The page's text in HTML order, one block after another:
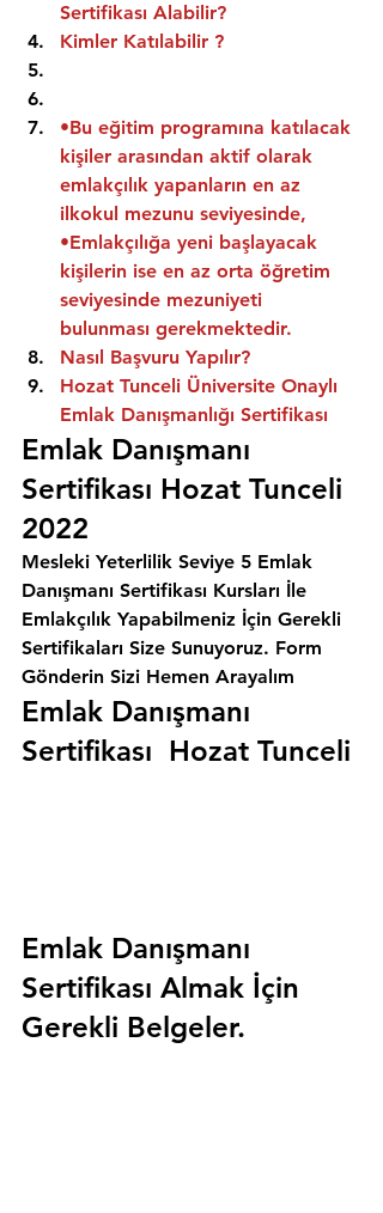
Sertifikası Alabilir?
Kimler Katılabilir ?
•Bu eğitim programına katılacak
kişiler arasından aktif olarak
emlakçılık yapanların en az
ilkokul mezunu seviyesinde,
•Emlakçılığa yeni başlayacak
kişilerin ise en az orta öğretim
seviyesinde mezuniyeti
bulunması gerekmektedir.
Nasıl Başvuru Yapılır?
Hozat Tunceli Üniversite Onaylı
Emlak Danışmanlığı Sertifikası
Emlak Danışmanı
Sertifikası Hozat Tunceli
2022
Mesleki Yeterlilik Seviye 5 Emlak
Danışmanı Sertifikası Kursları İle
Emlakçılık Yapabilmeniz İçin Gerekli
Sertifikaları Size Sunuyoruz. Form
Gönderin Sizi Hemen Arayalım
Emlak Danışmanı
Sertifikası  Hozat Tunceli
Emlak Danışmanı
Sertifikası Almak İçin
Gerekli Belgeler.